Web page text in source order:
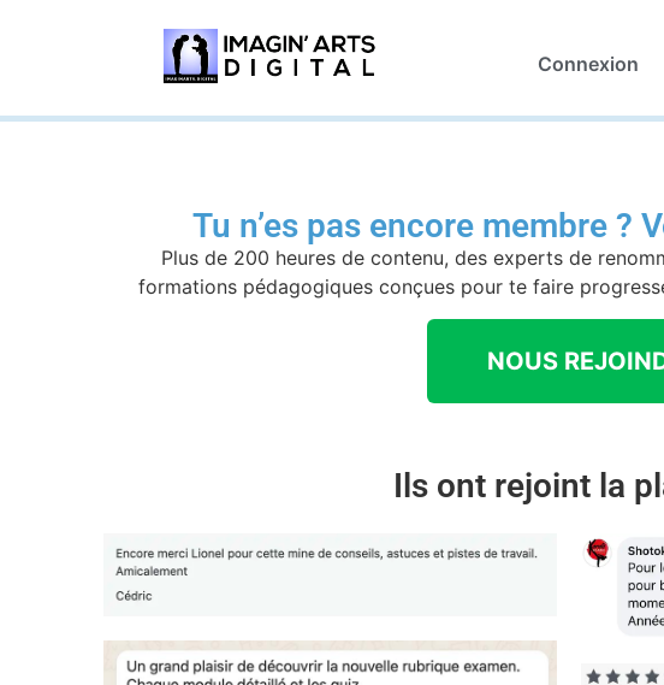
Connexion
Tu n’es pas encore membre ?
Plus de 200 heures de contenu, des experts de
formations pédagogiques conçues pour te faire
NOUS
Ils ont rejoint la